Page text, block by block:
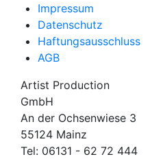
Impressum
Datenschutz
Haftungsausschluss
AGB
Artist Production
GmbH
An der Ochsenwiese 3
55124 Mainz
Tel: 06131 - 62 72 444